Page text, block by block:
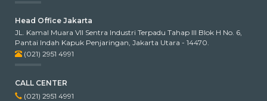
Head Office Jakarta
JL. Kamal Muara VII Sentra Industri Terpadu Tahap III Blok H No. 6,
Pantai Indah Kapuk Penjaringan, Jakarta Utara - 14470.
(021) 2951 4991
CALL CENTER
(021) 2951 4991